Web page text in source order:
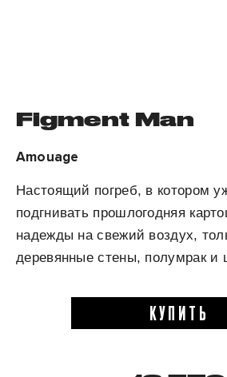
Figment Man
Amouage
Настоящий погреб, в котором
подгнивать прошлогодняя
надежды на свежий воздух,
деревянные стены, полумрак и
КУПИТЬ